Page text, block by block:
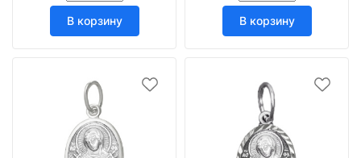
В корзину В корзину